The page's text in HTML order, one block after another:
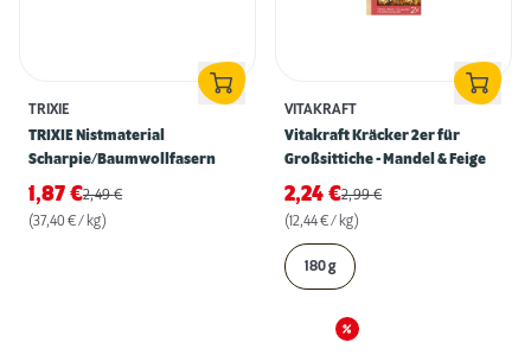
TRIXIE
TRIXIE Nistmaterial
Scharpie/Baumwollfasern
1,87 €2,49€
(37,40 € / kg)
VITAKRAFT
Vitakraft Kräcker 2er für
Großsittiche - Mandel & Feige
2,24 €2,99€
(12,44 € / kg)
180 g